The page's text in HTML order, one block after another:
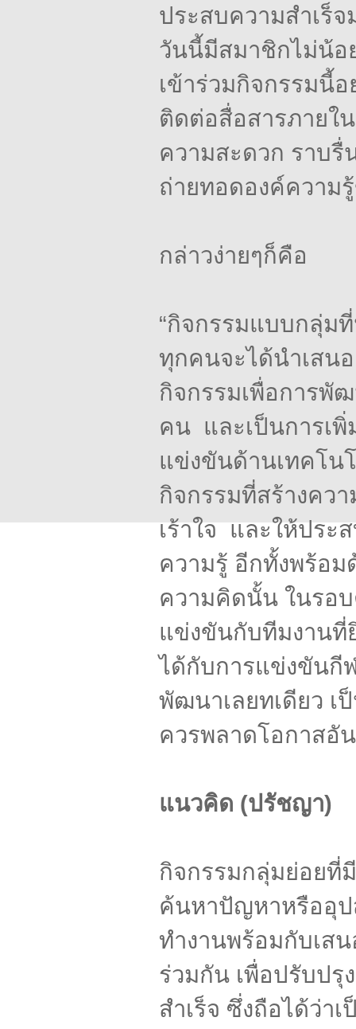
ประสบความสำเร็
วันนี้มีสมาชิกไม่น้อ
เข้าร่วมกิจกรรมนี้อ
ติดต่อสื่อสารภายใ
ความสะดวก ราบรื่
ถ่ายทอดองค์ความ
กล่าวง่ายๆก็คือ
“กิจกรรมแบบกลุ่ม
ทุกคนจะได้นำเสน
กิจกรรมเพื่อการพั
คน และเป็นการเ
แข่งขันด้านเทคโน
กิจกรรมที่สร้างคว
เร้าใจและให้ประส
ความรู้ อีกทั้งพร้อม
ความคิดนั้น ในรอ
แข่งขันกับทีมงานที่
ได้กับการแข่งขันกี
พัฒนาเลยทเดียว เ
ควรพลาดโอกาสอั
แนวคิด (ปรัชญา)
กิจกรรมกลุ่มย่อยที่
ค้นหาปัญหาหรืออุป
ทำงานพร้อมกับเส
ร่วมกัน เพื่อปรับป
สำเร็จ ซึ่งถือได้ว่า